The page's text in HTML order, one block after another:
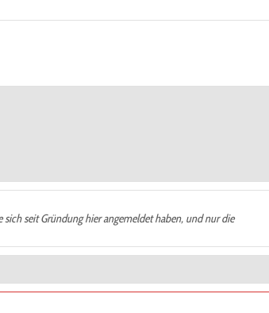
seit Gründung hier angemeldet haben, und nur die